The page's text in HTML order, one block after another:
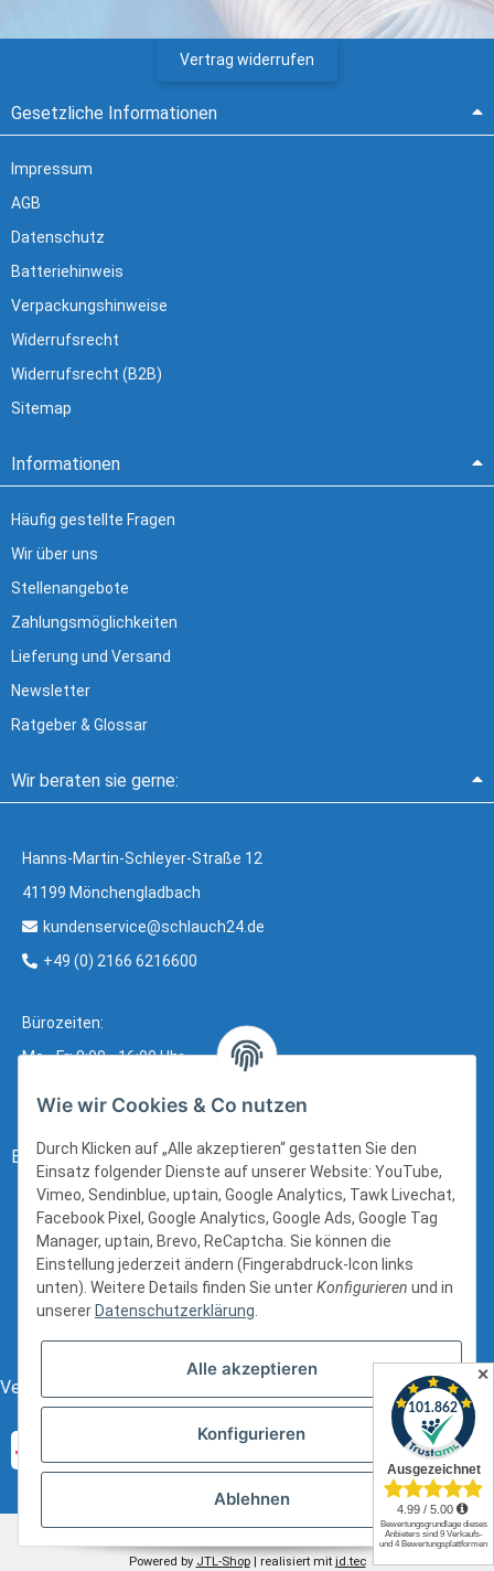
Vertrag widerrufen
Gesetzliche Informationen
Impressum
AGB
Datenschutz
Batteriehinweis
Verpackungshinweise
Widerrufsrecht
Widerrufsrecht (B2B)
Sitemap
Informationen
Häufig gestellte Fragen
Wir über uns
Stellenangebote
Zahlungsmöglichkeiten
Lieferung und Versand
Newsletter
Ratgeber & Glossar
Wir beraten sie gerne:
Hanns-Martin-Schleyer-Straße 12
41199 Mönchengladbach
kundenservice@schlauch24.de
+49 (0) 2166 6216600
Bürozeiten:
Mo - Fr: 8:00 - 16:00 Uhr
Bezahlung:
Versand:
* Alle Preise inkl. gesetzlicher USt., zzgl.Versand
Powered by JTL-Shop | realisiert mit jd.tec
Wie wir Cookies & Co nutzen
Durch Klicken auf „Alle akzeptieren“ gestatten Sie den
Einsatz folgender Dienste auf unserer Website: YouTube,
Vimeo, Sendinblue, uptain, Google Analytics, Tawk Livechat,
Facebook Pixel, Google Analytics, Google Ads, Google Tag
Manager, uptain, Brevo, ReCaptcha. Sie können die
Einstellung jederzeit ändern (Fingerabdruck-Icon links
unten). Weitere Details finden Sie unterKonfigurieren und in
unserer Datenschutzerklärung.
Alle akzeptieren
Konfigurieren
Ablehnen
✕